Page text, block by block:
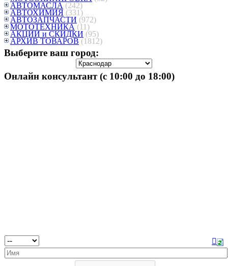
АВТОМАСЛА (242)
АВТОХИМИЯ (331)
АВТОЗАПЧАСТИ (972)
МОТОТЕХНИКА (11)
АКЦИИ и СКИДКИ (95)
АРХИВ ТОВАРОВ (1812)
Выберите ваш город:
Онлайн консультант (с 10:00 до 18:00)